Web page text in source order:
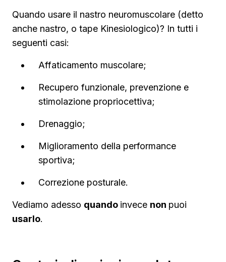
Quando usare il nastro neuromuscolare (detto
anche nastro, o tape Kinesiologico)? In tutti i
seguenti casi:
Affaticamento muscolare;
Recupero funzionale, prevenzione e
stimolazione propriocettiva;
Drenaggio;
Miglioramento della performance
sportiva;
Correzione posturale.
Vediamo adesso quando invece non puoi
usarlo.